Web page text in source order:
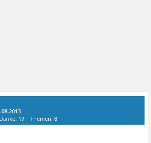
Danke: 17 Themen:8